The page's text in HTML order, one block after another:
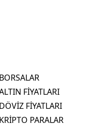
BORSALAR
FİYATLARI
DÖVİZ FİYATLARI
KRİPTO PARALAR